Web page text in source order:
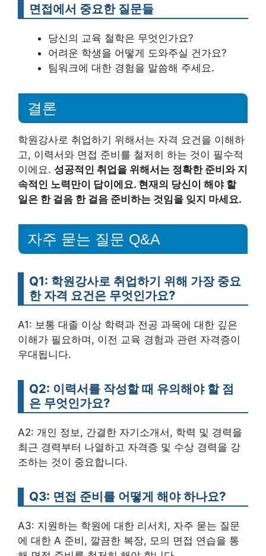
면접에서 중요한 질문들
당신의 교육 철학은 무엇인가요?
어려운 학생을 어떻게 도와주실 건가요?
팀워크에 대한 경험을 말씀해 주세요.
결론
학원강사로 취업하기 위해서는 자격 요건을 이해하
고, 이력서와 면접 준비를 철저히 하는 것이 필수적
이에요. 성공적인 취업을 위해서는 정확한 준비와 지
속적인 노력만이 답이에요. 현재의 당신이 해야 할
일은 한 걸음 한 걸음 준비하는 것임을 잊지 마세요.
자주 묻는 질문 Q&A
Q1: 학원강사로 취업하기 위해 가장 중요
한 자격 요건은 무엇인가요?
A1: 보통 대졸 이상 학력과 전공 과목에 대한 깊은
이해가 필요하며, 이전 교육 경험과 관련 자격증이
우대됩니다.
Q2: 이력서를 작성할 때 유의해야 할 점
은 무엇인가요?
A2: 개인 정보, 간결한 자기소개서, 학력 및 경력을
최근 경력부터 나열하고 자격증 및 수상 경력을 강
조하는 것이 중요합니다.
Q3: 면접 준비를 어떻게 해야 하나요?
A3: 지원하는 학원에 대한 리서치, 자주 묻는 질문
에 대한 A 준비, 깔끔한 복장, 모의 면접 연습을 통